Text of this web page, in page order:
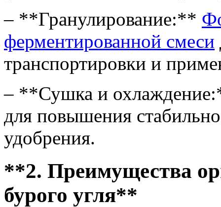
– **Гранулирование:**
ферментированной смеси
транспортировки и
– **Сушка и
для повышения
удобрения.
**2. Преимущества
бурого угля**